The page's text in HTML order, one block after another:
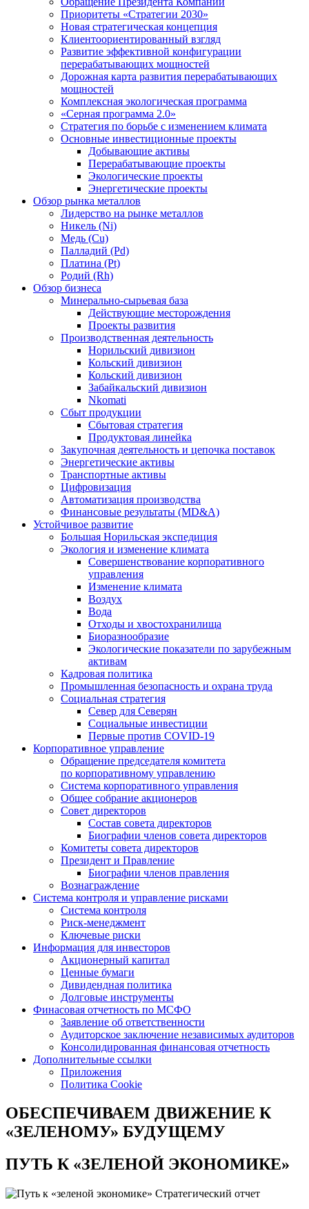
Приоритеты «Стратегии 2030»
Новая стратегическая концепция
Клиентоориентированный взгляд
Развитие эффективной конфигурации
перерабатывающих мощностей
Дорожная карта развития перерабатывающих
мощностей
Комплексная экологическая программа
«Серная программа 2.0»
Стратегия по борьбе с изменением климата
Основные инвестиционные проекты
Добывающие активы
Перерабатывающие проекты
Экологические проекты
Энергетические проекты
Обзор рынка металлов
Лидерство на рынке металлов
Никель (Ni)
Медь (Cu)
Палладий (Pd)
Платина (Pt)
Родий (Rh)
Обзор бизнеса
Минерально-сырьевая база
Действующие месторождения
Проекты развития
Производственная деятельность
Норильский дивизион
Кольский дивизион
Кольский дивизион
Забайкальский дивизион
Nkomati
Сбыт продукции
Сбытовая стратегия
Продуктовая линейка
Закупочная деятельность и цепочка поставок
Энергетические активы
Транспортные активы
Цифровизация
Автоматизация производства
Финансовые результаты (MD&A)
Устойчивое развитие
Большая Норильская экспедиция
Экология и изменение климата
Совершенствование корпоративного
управления
Изменение климата
Воздух
Вода
Отходы и хвостохранилища
Биоразнообразие
Экологические показатели по зарубежным
активам
Кадровая политика
Промышленная безопасность и охрана труда
Социальная стратегия
Север для Северян
Социальные инвестиции
Первые против COVID‑19
Корпоративное управление
Обращение председателя комитета
по корпоративному управлению
Система корпоративного управления
Общее собрание акционеров
Совет директоров
Состав совета директоров
Биографии членов совета директоров
Комитеты совета директоров
Президент и Правление
Биографии членов правления
Вознаграждение
Система контроля и управление рисками
Система контроля
Риск-менеджмент
Ключевые риски
Информация для инвесторов
Акционерный капитал
Ценные бумаги
Дивидендная политика
Долговые инструменты
Финасовая отчетность по МСФО
Заявление об ответственности
Аудиторское заключение независимых аудиторов
Консолидированная финансовая отчетность
Дополнительные ссылки
Приложения
Политика Cookie
ОБЕСПЕЧИВАЕМ ДВИЖЕНИЕ К
«ЗЕЛЕНОМУ» БУДУЩЕМУ
ПУТЬ К«ЗЕЛЕНОЙ ЭКОНОМИКЕ»
Стратегический отчет